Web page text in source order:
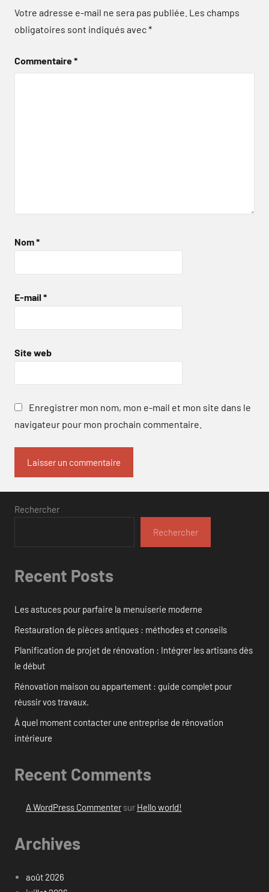
Votre adresse e-mail ne sera pas publiée. Les champs
obligatoires sont indiqués avec*
Commentaire*
Nom*
E-mail *
Site web
Enregistrer mon nom, mon e-mail et mon site dans le
navigateur pour mon prochain commentaire.
Rechercher
Rechercher
Recent Posts
Les astuces pour parfaire la menuiserie moderne
Restauration de pièces antiques : méthodes et conseils
Planification de projet de rénovation : Intégrer les artisans dès
le début
Rénovation maison ou appartement : guide complet pour
réussir vos travaux.
À quel moment contacter une entreprise de rénovation
intérieure
Recent Comments
A WordPress Commentersur Hello world!
Archives
août 2026